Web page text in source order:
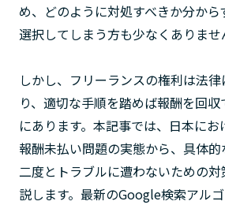
め、どのように対処すべきか分か
選択してしまう方も少なくありませ
しかし、フリーランスの権利は法
り、適切な手順を踏めば報酬を回
にあります。本記事では、日本に
報酬未払い問題の実態から、具体
二度とトラブルに遭わないための
説します。最新のGoogle検索アル